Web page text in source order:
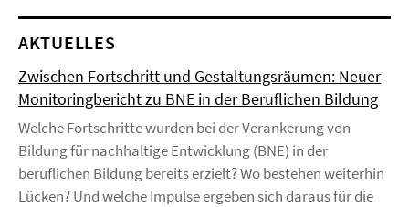
AKTUELLES
Zwischen Fortschritt und Gestaltungsräumen: Neuer
Monitoringbericht zu BNE in der Beruflichen Bildung
Welche Fortschritte wurden bei der Verankerung von
Bildung für nachhaltige Entwicklung (BNE) in der
beruflichen Bildung bereits erzielt? Wo bestehen weiterhin
Lücken? Und welche Impulse ergeben sich daraus für die